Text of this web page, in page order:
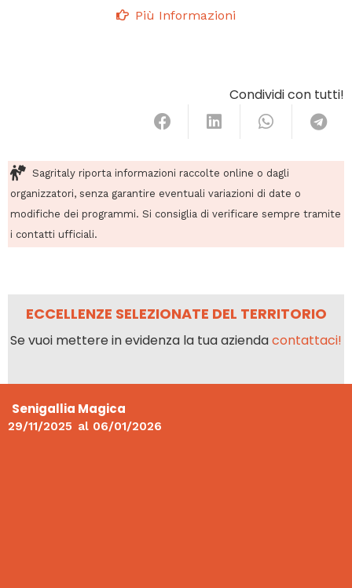
Più Informazioni
Condividi con tutti!
Sagritaly riporta informazioni raccolte online o dagli
organizzatori, senza garantire eventuali variazioni di date o
modifiche dei programmi. Si consiglia di verificare sempre tramite
i contatti ufficiali.
ECCELLENZE SELEZIONATE DEL TERRITORIO
Se vuoi mettere in evidenza la tua aziendacontattaci!
Senigallia Magica
29/11/2025 al 06/01/2026